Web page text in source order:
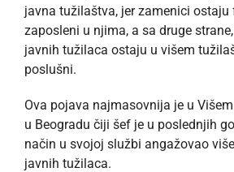
javna tužilaštva, jer zamenici
zaposleni u njima, a sa druge
javnih tužilaca ostaju u višem
poslušni.
Ova pojava najmasovnija je u
u Beogradu čiji šef je u poslednjih
način u svojoj službi angažovao
javnih tužilaca.